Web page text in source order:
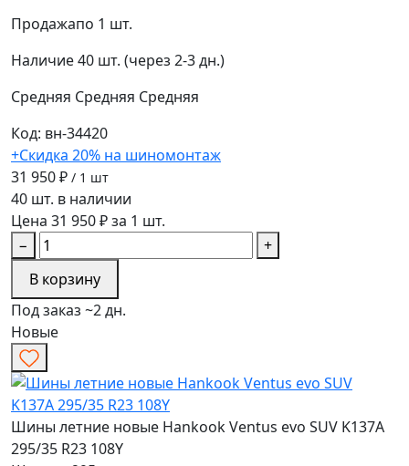
Продажапо 1 шт.
Наличие40 шт. (через 2-3 дн.)
Средняя Средняя Средняя
Код: вн-34420
+Скидка 20% на шиномонтаж
31 950 ₽ / 1 шт
40 шт. в наличии
Цена 31 950 ₽ за 1 шт.
−
+
В корзину
Под заказ ~2 дн.
Новые
Шины летние новые Hankook Ventus evo SUV K137A
295/35 R23 108Y